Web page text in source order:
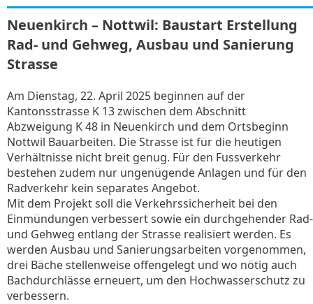
Neuenkirch – Nottwil: Baustart Erstellung
Rad- und Gehweg, Ausbau und Sanierung
Strasse
Am Dienstag, 22. April 2025 beginnen auf der
Kantonsstrasse K 13 zwischen dem Abschnitt
Abzweigung K 48 in Neuenkirch und dem Ortsbeginn
Nottwil Bauarbeiten. Die Strasse ist für die heutigen
Verhältnisse nicht breit genug. Für den Fussverkehr
bestehen zudem nur ungenügende Anlagen und für den
Radverkehr kein separates Angebot.
Mit dem Projekt soll die Verkehrssicherheit bei den
Einmündungen verbessert sowie ein durchgehender Rad-
und Gehweg entlang der Strasse realisiert werden. Es
werden Ausbau und Sanierungsarbeiten vorgenommen,
drei Bäche stellenweise offengelegt und wo nötig auch
Bachdurchlässe erneuert, um den Hochwasserschutz zu
verbessern.